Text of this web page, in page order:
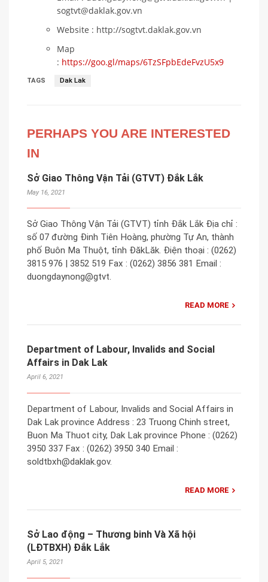
sogtvt@daklak.gov.vn
Website : http://sogtvt.daklak.gov.vn
Map
: https://goo.gl/maps/6TzSFpbEdeFvzU5x9
TAGS Dak Lak
PERHAPS YOU ARE INTERESTED
IN
Sở Giao Thông Vận Tải (GTVT) Đắk Lắk
May 16, 2021
Sở Giao Thông Vận Tải (GTVT) tỉnh Đắk Lắk Địa chỉ :
số 07 đường Đinh Tiên Hoàng, phường Tự An, thành
phố Buôn Ma Thuột, tỉnh ĐăkLăk. Điện thoại : (0262)
3815 976 | 3852 519 Fax : (0262) 3856 381 Email :
duongdaynong@gtvt.
READ MORE
Department of Labour, Invalids and Social
Affairs in Dak Lak
April 6, 2021
Department of Labour, Invalids and Social Affairs in
Dak Lak province Address : 23 Truong Chinh street,
Buon Ma Thuot city, Dak Lak province Phone : (0262)
3950 337 Fax : (0262) 3950 340 Email :
soldtbxh@daklak.gov.
READ MORE
Sở Lao động – Thương binh Và Xã hội
(LĐTBXH) Đắk Lắk
April 5, 2021